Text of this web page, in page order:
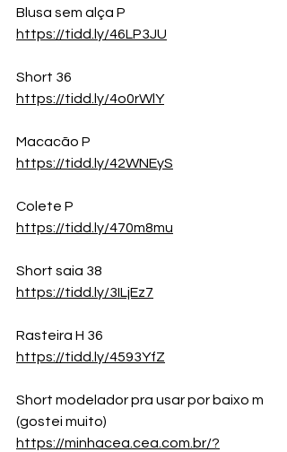
Blusa sem alça P
https://tidd.ly/46LP3JU
Short 36
https://tidd.ly/4o0rWlY
Macacão P
https://tidd.ly/42WNEyS
Colete P
https://tidd.ly/470m8mu
Short saia 38
https://tidd.ly/3ILjEz7
Rasteira H 36
https://tidd.ly/4593YfZ
Short modelador pra usar por baixo m
(gostei muito)
https://minhacea.cea.com.br/?